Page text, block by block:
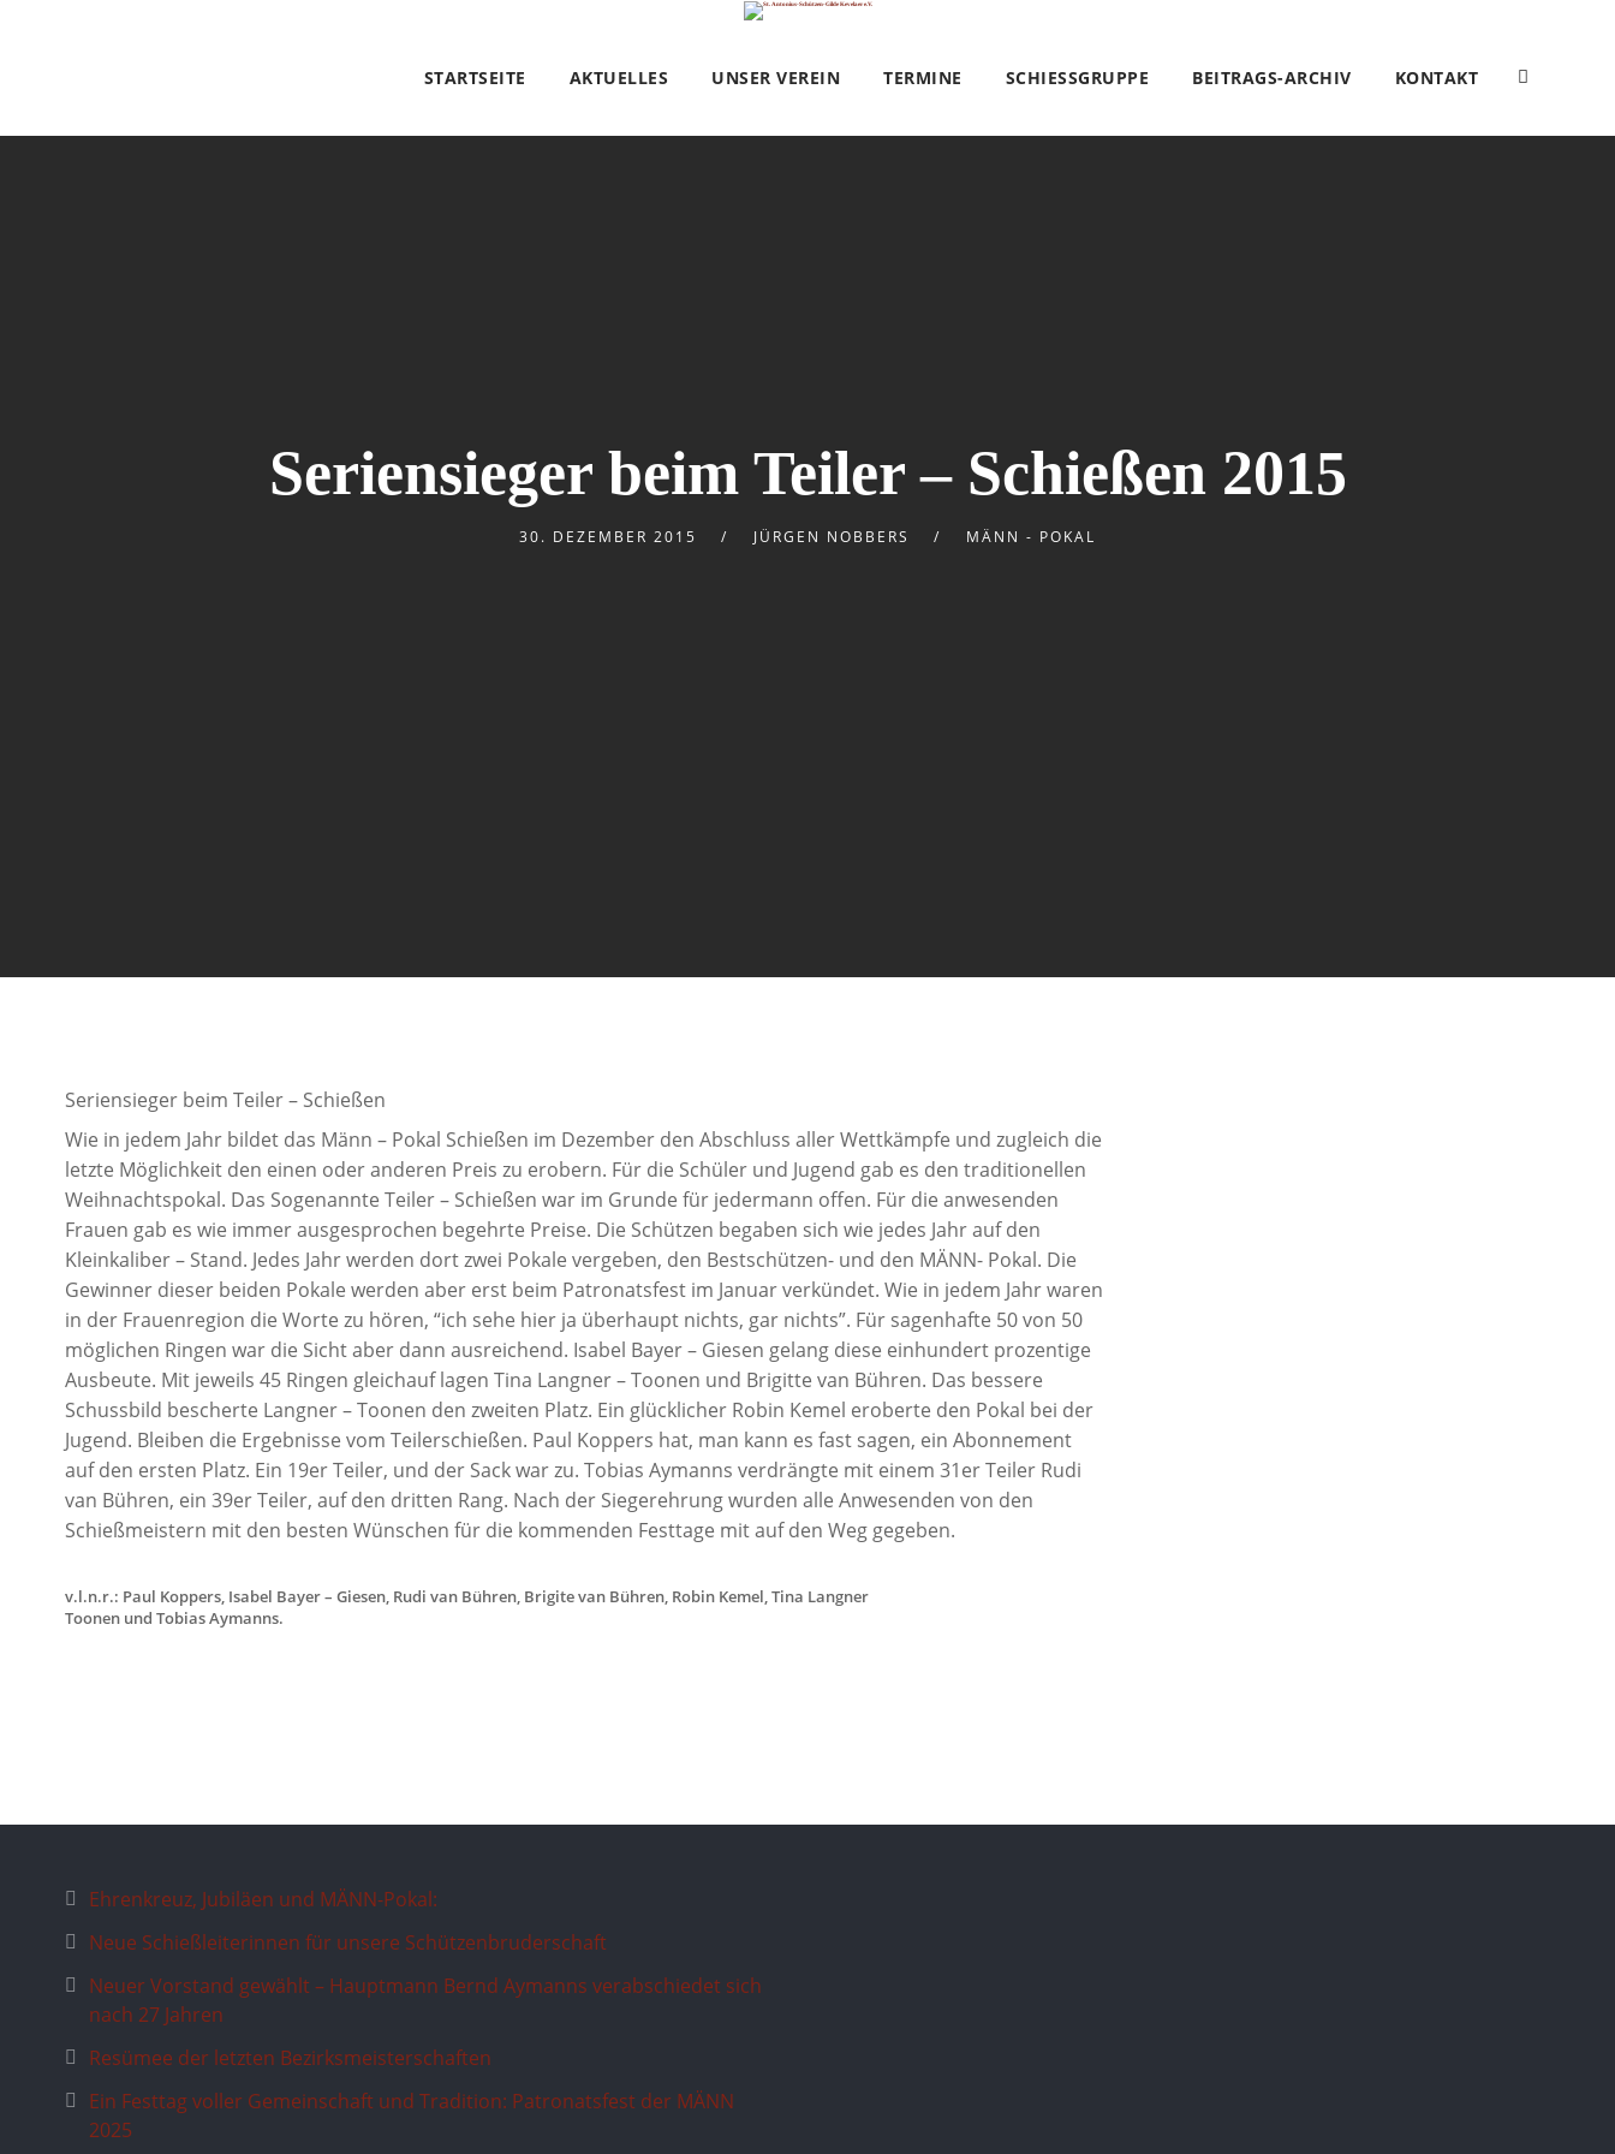
STARTSEITE AKTUELLES UNSER VEREIN TERMINE SCHIESSGRUPPE BEITRAGS-ARCHIV KONTAKT
Seriensieger beim Teiler – Schießen 2015
30. DEZEMBER 2015 JÜRGEN NOBBERS MÄNN - POKAL
Seriensieger beim Teiler – Schießen
Wie in jedem Jahr bildet das Männ – Pokal Schießen im Dezember den Abschluss aller Wettkämpfe und zugleich die
letzte Möglichkeit den einen oder anderen Preis zu erobern. Für die Schüler und Jugend gab es den traditionellen
Weihnachtspokal. Das Sogenannte Teiler – Schießen war im Grunde für jedermann offen. Für die anwesenden
Frauen gab es wie immer ausgesprochen begehrte Preise. Die Schützen begaben sich wie jedes Jahr auf den
Kleinkaliber – Stand. Jedes Jahr werden dort zwei Pokale vergeben, den Bestschützen- und den MÄNN- Pokal. Die
Gewinner dieser beiden Pokale werden aber erst beim Patronatsfest im Januar verkündet. Wie in jedem Jahr waren
in der Frauenregion die Worte zu hören, “ich sehe hier ja überhaupt nichts, gar nichts”. Für sagenhafte 50 von 50
möglichen Ringen war die Sicht aber dann ausreichend. Isabel Bayer – Giesen gelang diese einhundert prozentige
Ausbeute. Mit jeweils 45 Ringen gleichauf lagen Tina Langner – Toonen und Brigitte van Bühren. Das bessere
Schussbild bescherte Langner – Toonen den zweiten Platz. Ein glücklicher Robin Kemel eroberte den Pokal bei der
Jugend. Bleiben die Ergebnisse vom Teilerschießen. Paul Koppers hat, man kann es fast sagen, ein Abonnement
auf den ersten Platz. Ein 19er Teiler, und der Sack war zu. Tobias Aymanns verdrängte mit einem 31er Teiler Rudi
van Bühren, ein 39er Teiler, auf den dritten Rang. Nach der Siegerehrung wurden alle Anwesenden von den
Schießmeistern mit den besten Wünschen für die kommenden Festtage mit auf den Weg gegeben.
v.l.n.r.: Paul Koppers, Isabel Bayer – Giesen, Rudi van Bühren, Brigite van Bühren, Robin Kemel, Tina Langner
Toonen und Tobias Aymanns.
Ehrenkreuz, Jubiläen und MÄNN-Pokal:
Neue Schießleiterinnen für unsere Schützenbruderschaft
Neuer Vorstand gewählt – Hauptmann Bernd Aymanns verabschiedet sich
nach 27 Jahren
Resümee der letzten Bezirksmeisterschaften
Ein Festtag voller Gemeinschaft und Tradition: Patronatsfest der MÄNN
2025